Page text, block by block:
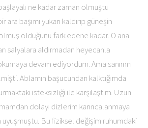
ne kadar zaman olmuştu
başımı yukarı kaldırıp güneşin
olduğunu fark edene kadar. O ana
salyalara aldırmadan heyecanla
devam ediyordum. Ama sanırım
Ablamın başucundan kalktığımda
isteksizliği ile karşılaştım. Uzun
dolayı dizlerim karıncalanmaya
uyuşmuştu. Bu fiziksel değişim ruhumdaki